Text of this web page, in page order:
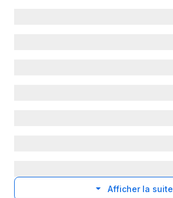
Afficher la suite